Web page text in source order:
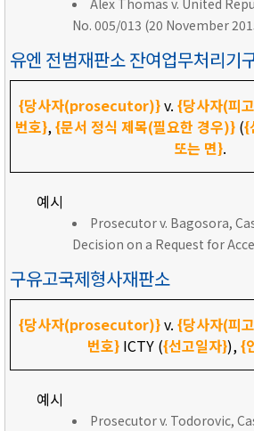
Alex Thomas v. United
No. 005/013 (20 November
유엔 전범재판소 잔여업무처리기
{당사자(prosecutor)}v. {당사자(피
번호},{문서 정식 제목(필요한 경우)} ({
또는 면}.
예시
Prosecutor v. Bagosora,
Decision on a Request for
구유고국제형사재판소
{당사자(prosecutor)}v. {당사자(피
번호} ICTY ({선고일자}),{
예시
Prosecutor v. Todorovic,